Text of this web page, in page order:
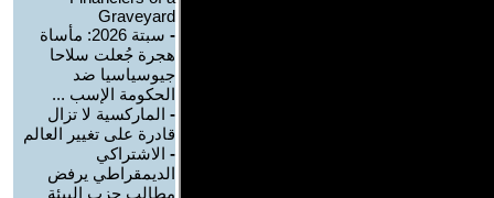
Graveyard
-
سبتة 2026: مأساة
هجرة جُعلت سلاحا
جيوسياسيا ضد
الحكومة الإسب ...
- الماركسية لا تزال
قادرة على تغيير العالم
- الاشتراكي
الديمقراطي يرفض
مطالب حزب البيئة